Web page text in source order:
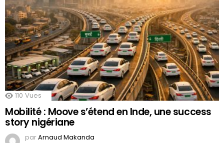
110 Vues
Mobilité : Moove s’étend en Inde, une success
story nigériane
parArnaud Makanda